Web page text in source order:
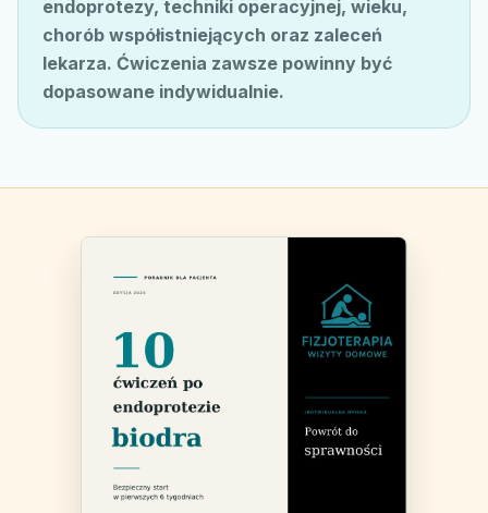
endoprotezy, techniki operacyjnej, wieku,
chorób współistniejących oraz zaleceń
lekarza. Ćwiczenia zawsze powinny być
dopasowane indywidualnie.